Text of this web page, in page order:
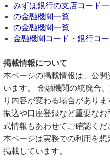
みずほ銀行の支店コード
の金融機関一覧
の金融機関一覧
金融機関コード・銀行コ
掲載情報について
本ページの掲載情報は、公
います。 金融機関の統廃合
り内容が変わる場合がありま
振込や口座登録など重要な
式情報もあわせてご確認くだ
本ページは実務での利用を
掲載しています。